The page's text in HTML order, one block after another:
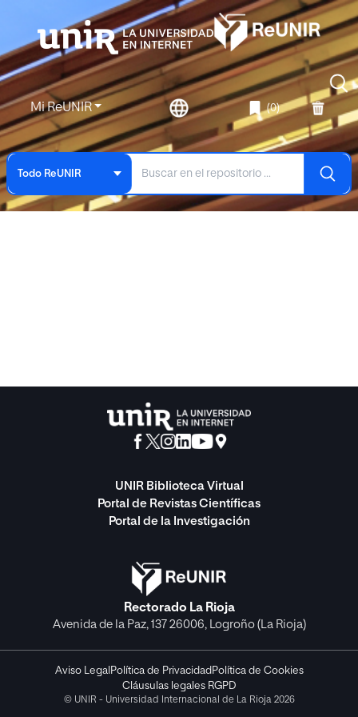
Mi ReUNIR (0)
Todo ReUNIR
UNIR Biblioteca Virtual
Portal de Revistas Científicas
Portal de la Investigación
Rectorado La Rioja
Avenida de la Paz, 137 26006, Logroño (La Rioja)
Aviso Legal Política de Privacidad Política de Cookies
Cláusulas legales RGPD
© UNIR - Universidad Internacional de La Rioja 2026